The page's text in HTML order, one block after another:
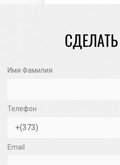
Имя Фамилия
Телефон
Email